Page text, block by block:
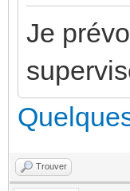
Je
Trouver